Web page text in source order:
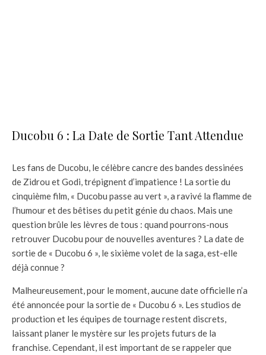
Ducobu 6 : La Date de Sortie Tant Attendue
Les fans de Ducobu, le célèbre cancre des bandes dessinées
de Zidrou et Godi, trépignent d’impatience ! La sortie du
cinquième film, « Ducobu passe au vert », a ravivé la flamme de
l’humour et des bêtises du petit génie du chaos. Mais une
question brûle les lèvres de tous : quand pourrons-nous
retrouver Ducobu pour de nouvelles aventures ? La date de
sortie de « Ducobu 6 », le sixième volet de la saga, est-elle
déjà connue ?
Malheureusement, pour le moment, aucune date officielle n’a
été annoncée pour la sortie de « Ducobu 6 ». Les studios de
production et les équipes de tournage restent discrets,
laissant planer le mystère sur les projets futurs de la
franchise. Cependant, il est important de se rappeler que